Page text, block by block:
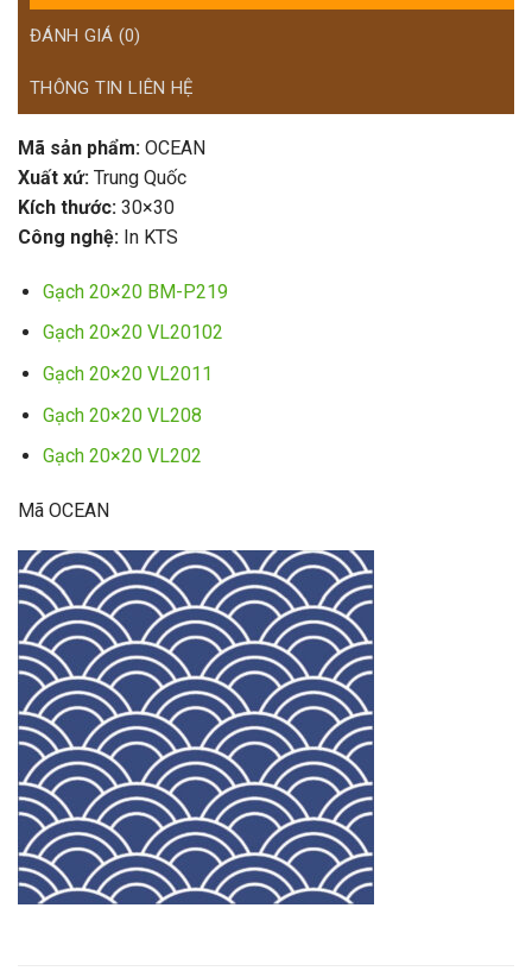
ĐÁNH GIÁ (0)
THÔNG TIN LIÊN HỆ
Mã sản phẩm: OCEAN
Xuất xứ: Trung Quốc
Kích thước: 30×30
Công nghệ: In KTS
Gạch 20×20 BM-P219
Gạch 20×20 VL20102
Gạch 20×20 VL2011
Gạch 20×20 VL208
Gạch 20×20 VL202
Mã OCEAN